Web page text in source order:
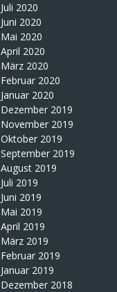
Juli 2020
Juni 2020
Mai 2020
April 2020
März 2020
Februar 2020
Januar 2020
Dezember 2019
November 2019
Oktober 2019
September 2019
August 2019
Juli 2019
Juni 2019
Mai 2019
April 2019
März 2019
Februar 2019
Januar 2019
Dezember 2018